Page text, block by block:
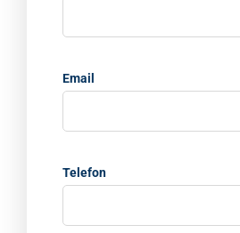
Email
Telefon